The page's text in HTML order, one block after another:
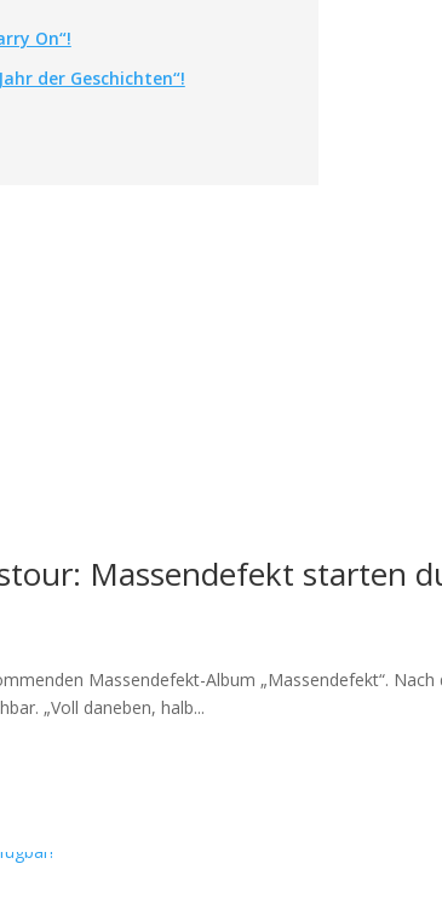
On“!
der Geschichten“!
Massendefekt starten
Massendefekt-Album „Massendefekt“.
„Voll daneben, halb...